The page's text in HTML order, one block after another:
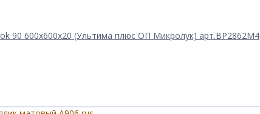
90 600x600x20 (Ультима плюс ОП Микролук) арт.BP2862M4